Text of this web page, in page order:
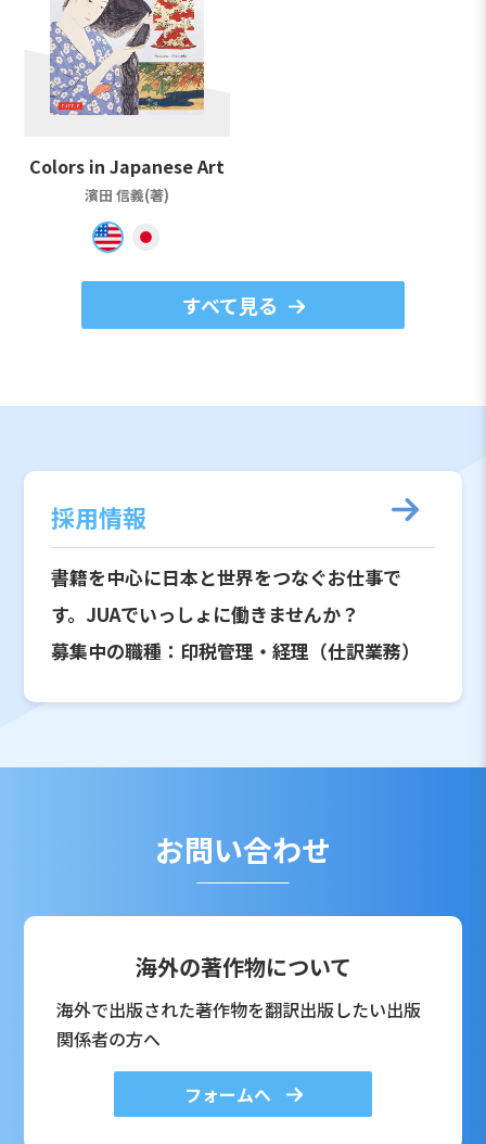
Colors in Japanese Art
濱田 信義(著)
すべて見る
採用情報
書籍を中心に日本と世界をつなぐお仕事で
す。JUAでいっしょに働きませんか？
募集中の職種：印税管理・経理（仕訳業務）
お問い合わせ
海外の著作物について
海外で出版された著作物を翻訳出版したい出版
関係者の方へ
フォームへ